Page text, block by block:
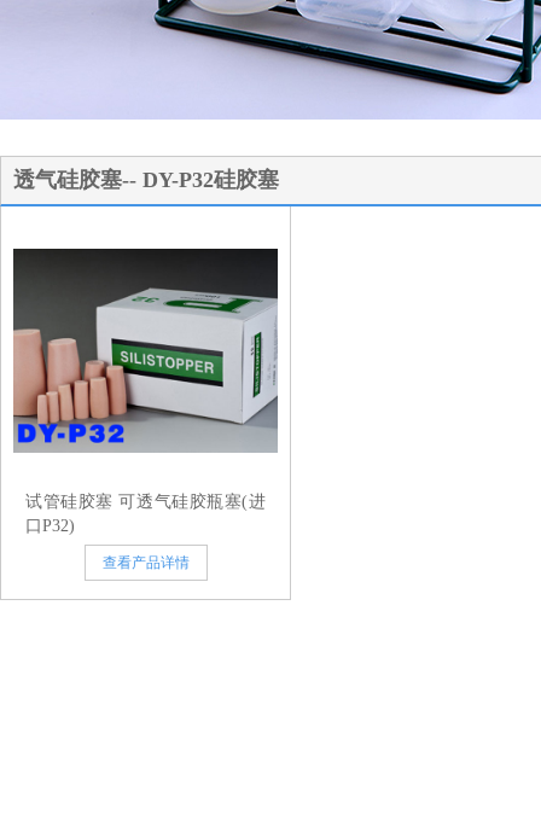
透气硅胶塞-- DY-P32硅胶塞
试管硅胶塞 可透气硅胶瓶塞(进
口P32)
查看产品详情